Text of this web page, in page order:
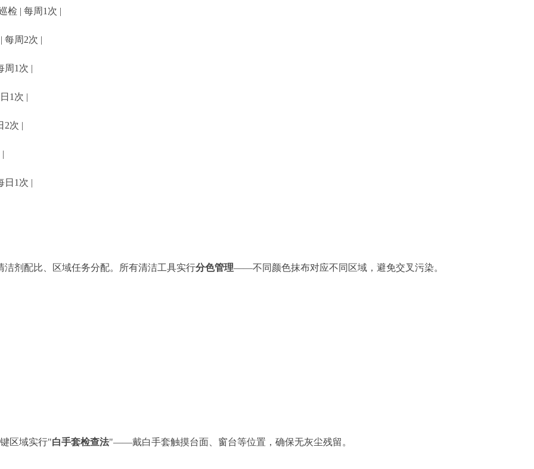
检 | 每周1次 |
每周2次 |
周1次 |
1次 |
2次 |
日1次 |
剂配比、区域任务分配。所有清洁工具实行分色管理——不同颜色抹布对应不同区域，避免交叉污染。
区域实行"白手套检查法"——戴白手套触摸台面、窗台等位置，确保无灰尘残留。